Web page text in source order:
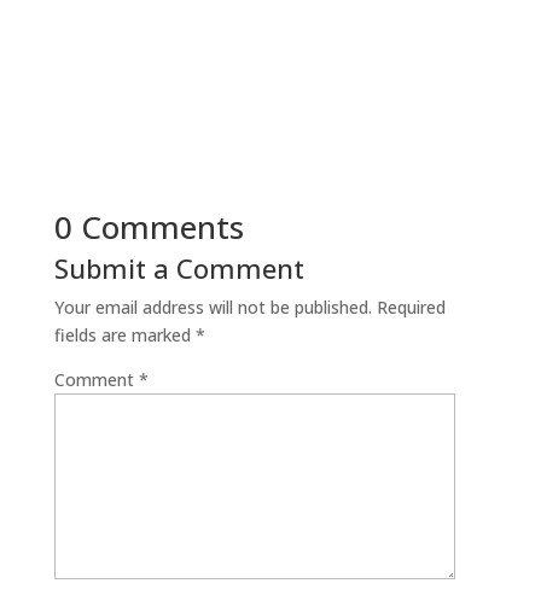
0 Comments
Submit a Comment
Your email address will not be published. Required
fields are marked *
Comment *